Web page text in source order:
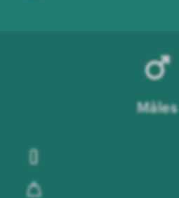
Mâles